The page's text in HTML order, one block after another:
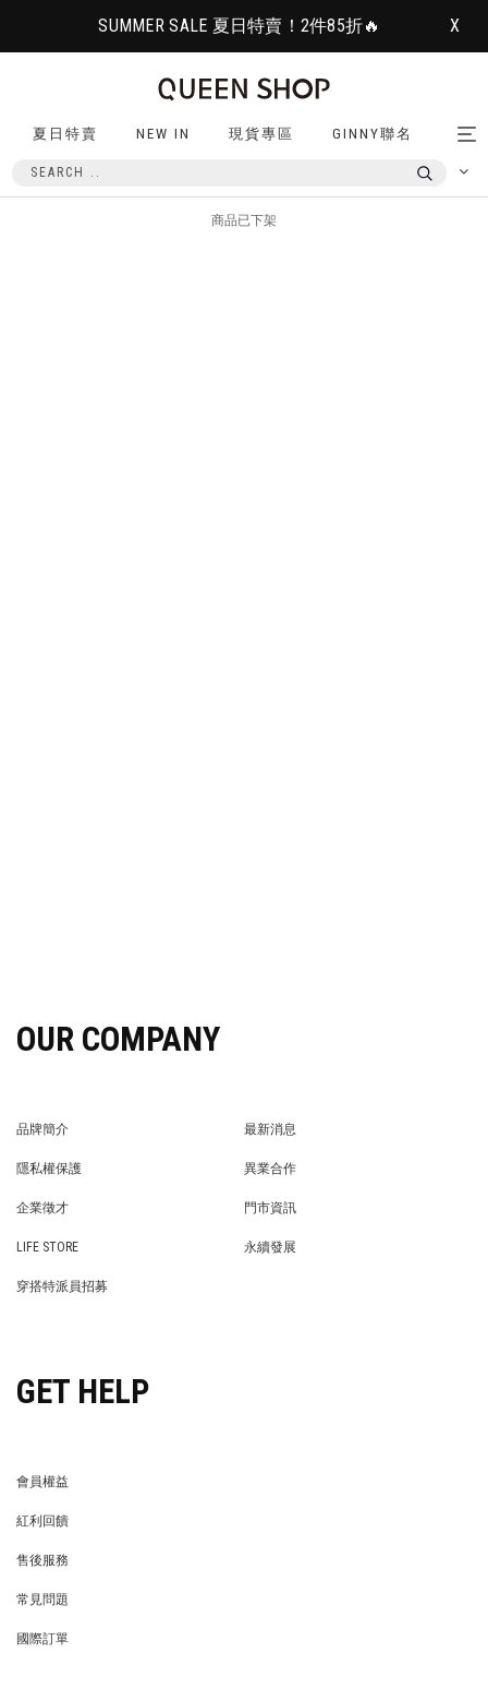
SUMMER SALE 夏日特賣！2件85折🔥 X
夏日特賣 NEW IN 現貨專區 GINNY聯名
商品已下架
OUR COMPANY
品牌簡介
最新消息
隱私權保護
異業合作
企業徵才
門市資訊
LIFE STORE
永續發展
穿搭特派員招募
GET HELP
會員權益
紅利回饋
售後服務
常見問題
國際訂單